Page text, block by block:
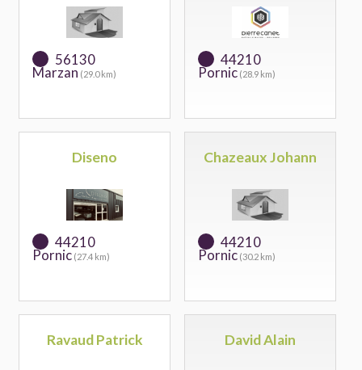
56130
Marzan (29.0 km)
44210
Pornic (28.9 km)
Diseno
44210
Pornic (27.4 km)
Chazeaux Johann
44210
Pornic (30.2 km)
Ravaud Patrick David Alain